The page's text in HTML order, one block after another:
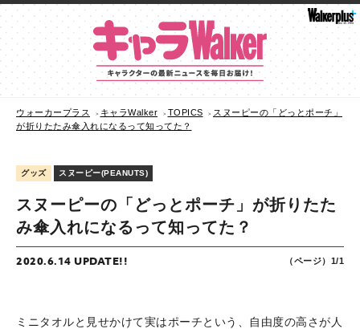
ウォーカープラス キャラWalker TOPICS
スヌーピーの「どっとポーチ」
が折りたたみ傘入れになるって知ってた？
グッズ スヌーピー(PEANUTS)
スヌーピーの「どっとポーチ」が折りたた
み傘入れになるって知ってた？
2020.6.14 UPDATE!! （ページ）1/1
ミニタオルと見せかけて実はポーチという、自由度の高さが人